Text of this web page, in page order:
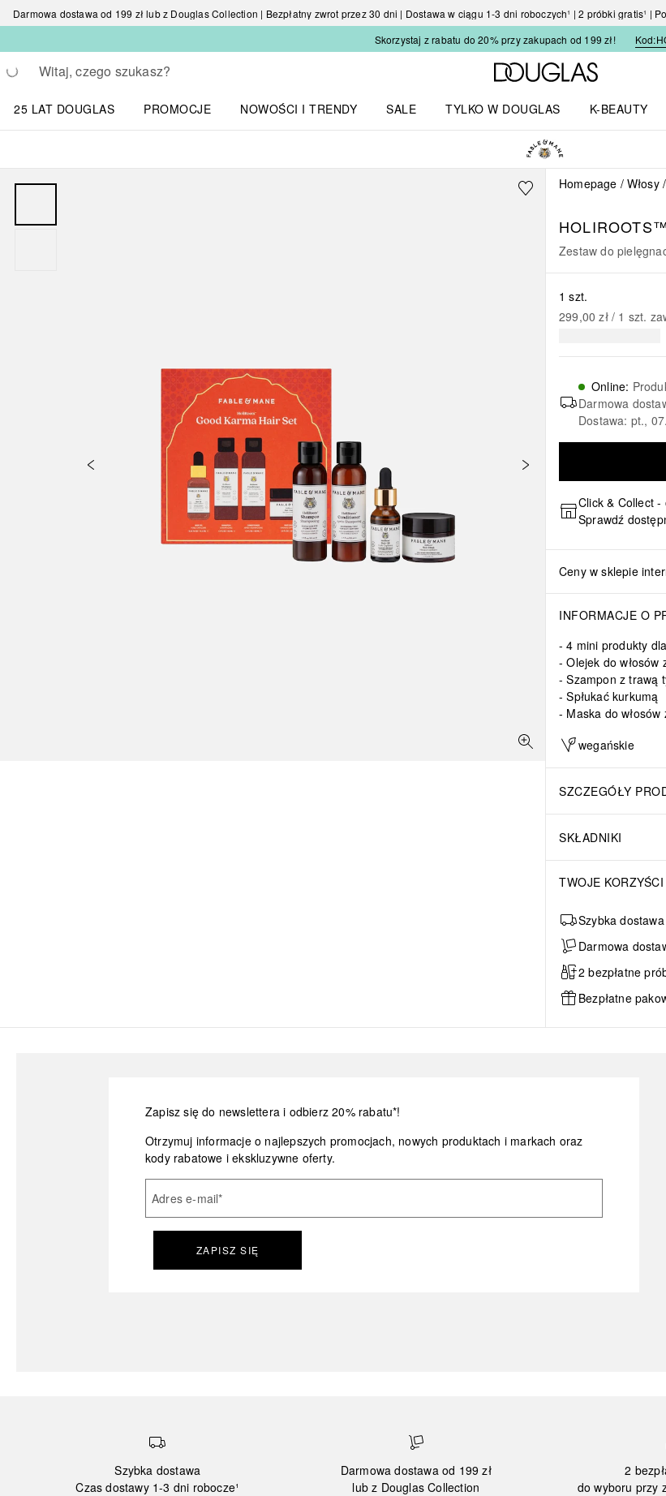
Darmowa dostawa od 199 zł lub z Douglas Collection | Bezpłatny zwrot przez 30 dni | Dostawa w ciągu 1-3 dni roboczych¹ | 2 próbki gratis¹ |
Skorzystaj z rabatu do 20% przy zakupach od 199 zł!
Kod:
Wracać
Wykonaj wyszukiwanie
Strona
25 LAT DOUGLAS
PROMOCJE
NOWOŚCI I TRENDY
SALE
TYLKO W DOUGLAS
K-BEAUTY
Homepage Włosy
HOLIROOTS™
Zestaw do
1 szt.
299,00 zł / 1 szt.
Online:
Darmowa
Dostawa: pt.,
Click & Collect
Sprawdź
Ceny w sklepie
INFORMACJE O
4 mini produkty
Olejek do włosów
Szampon z trawą
Spłukać kurkumą
Maska do
wegańskie
SZCZEGÓŁY
SKŁADNIKI
TWOJE KORZYŚCI
Szybka
Darmowa
2 bezpłatne
Bezpłatne
Zapisz się do newslettera i odbierz 20% rabatu*!
Otrzymuj informacje o najlepszych promocjach, nowych produktach i markach oraz
kody rabatowe i ekskluzywne oferty.
Adres e-mail*
ZAPISZ SIĘ
Szybka dostawa
Czas dostawy 1-3 dni robocze¹
Darmowa dostawa od 199 zł
lub z Douglas Collection
2
do wyboru przy